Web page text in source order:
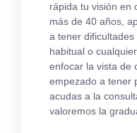
rápida tu visión en
más de 40 años,
a tener
habitual o
enfocar la vista de
empezado a tener
acudas a la
valoremos la